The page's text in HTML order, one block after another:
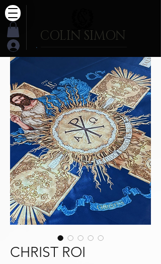
COLIN SIMON
.
CHRIST ROI